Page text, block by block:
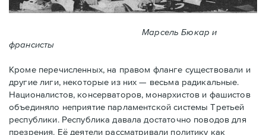
Марсель Бюкар и
франсисты
Кроме перечисленных, на правом фланге существовали и
другие лиги, некоторые из них — весьма радикальные.
Националистов, консерваторов, монархистов и фашистов
объединяло неприятие парламентской системы Третьей
республики. Республика давала достаточно поводов для
презрения. Её деятели рассматривали политику как